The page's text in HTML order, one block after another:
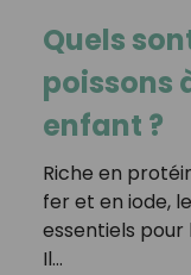
Quels
poissons
enfant ?
Riche en
fer et en iode,
essentiels
Il…